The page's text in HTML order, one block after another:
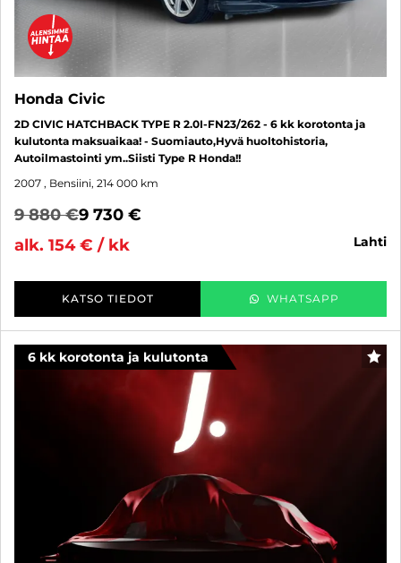
Honda Civic
2D CIVIC HATCHBACK TYPE R 2.0I-FN23/262 - 6 kk korotonta ja
kulutonta maksuaikaa! - Suomiauto,Hyvä huoltohistoria,
Autoilmastointi ym..Siisti Type R Honda!!
2007 , Bensiini, 214 000 km
9 880 €9 730 €
alk. 154 € / kk
lahti
KATSO TIEDOT WHATSAPP
6 kk korotonta ja kulutonta